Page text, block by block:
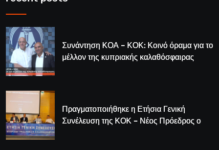
Συνάντηση ΚΟΑ – ΚΟΚ: Κοινό όραμα για το
μέλλον της κυπριακής καλαθόσφαιρας
Πραγματοποιήθηκε η Ετήσια Γενική
Συνέλευση της ΚΟΚ – Νέος Πρόεδρος ο